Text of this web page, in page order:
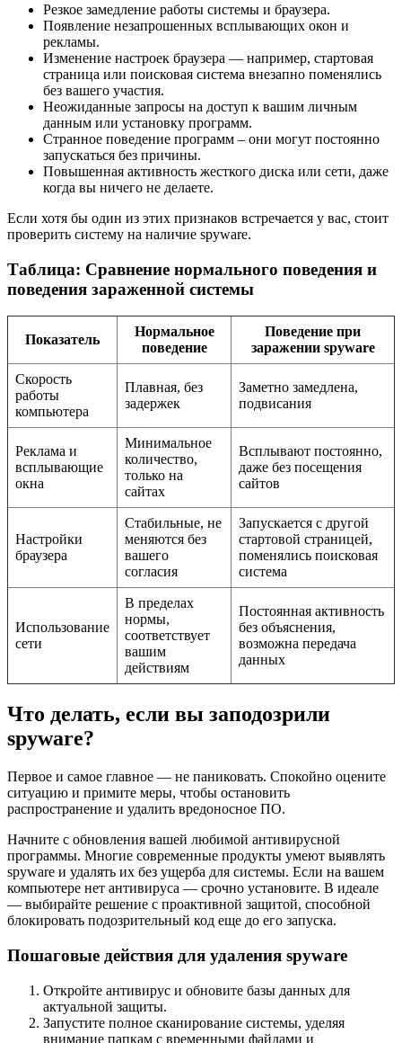
Резкое замедление работы системы и браузера.
Появление незапрошенных всплывающих окон и
рекламы.
Изменение настроек браузера — например, стартовая
страница или поисковая система внезапно поменялись
без вашего участия.
Неожиданные запросы на доступ к вашим личным
данным или установку программ.
Странное поведение программ – они могут постоянно
запускаться без причины.
Повышенная активность жесткого диска или сети, даже
когда вы ничего не делаете.
Если хотя бы один из этих признаков встречается у вас, стоит
проверить систему на наличие spyware.
Таблица: Сравнение нормального поведения и
поведения зараженной системы
Показатель
Нормальное
поведение
Поведение при
заражении spyware
Скорость
работы
компьютера
Плавная, без
задержек
Заметно замедлена,
подвисания
Реклама и
всплывающие
окна
Минимальное
количество,
только на
сайтах
Всплывают постоянно,
даже без посещения
сайтов
Настройки
браузера
Стабильные, не
меняются без
вашего
согласия
Запускается с другой
стартовой страницей,
поменялись поисковая
система
Использование
сети
В пределах
нормы,
соответствует
вашим
действиям
Постоянная активность
без объяснения,
возможна передача
данных
Что делать, если вы заподозрили
spyware?
Первое и самое главное — не паниковать. Спокойно оцените
ситуацию и примите меры, чтобы остановить
распространение и удалить вредоносное ПО.
Начните с обновления вашей любимой антивирусной
программы. Многие современные продукты умеют выявлять
spyware и удалять их без ущерба для системы. Если на вашем
компьютере нет антивируса — срочно установите. В идеале
— выбирайте решение с проактивной защитой, способной
блокировать подозрительный код еще до его запуска.
Пошаговые действия для удаления spyware
Откройте антивирус и обновите базы данных для
актуальной защиты.
Запустите полное сканирование системы, уделяя
внимание папкам с временными файлами и